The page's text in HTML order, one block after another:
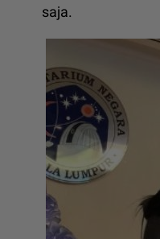
saja.